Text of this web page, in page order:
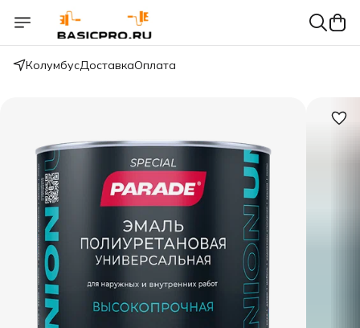
КолумбусДоставкаОплата